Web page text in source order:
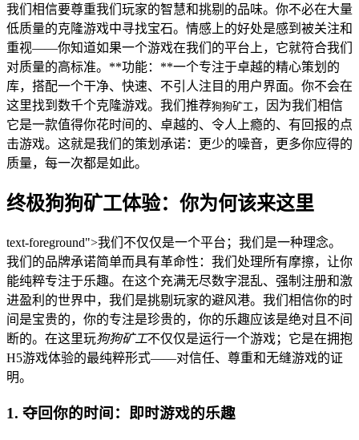
我们相信要尊重我们玩家的智慧和挑剔的品味。你不必在大量
低质量的克隆游戏中寻找宝石。情感上的好处是感到被关注和
重视——你知道如果一个游戏在我们的平台上，它就符合我们
对质量的高标准。**功能：**一个专注于卓越的精心策划的
库，搭配一个干净、快速、不引人注目的用户界面。你不会在
这里找到数千个克隆游戏。我们推荐狗狗矿工 ，因为我们相信
它是一款值得你花时间的、卓越的、令人上瘾的、有回报的点
击游戏。这就是我们的策划承诺：更少的噪音，更多你应得的
质量，每一次都是如此。
终极狗狗矿工体验：你为何该来这里
text-foreground">我们不仅仅是一个平台；我们是一种理念。
我们的品牌承诺简单而具有革命性：我们处理所有摩擦，让你
能纯粹专注于乐趣。在这个充满无尽数字混乱、强制注册和激
进盈利的世界中，我们是挑剔玩家的避风港。我们相信你的时
间是宝贵的，你的专注是珍贵的，你的乐趣应该是绝对且不间
断的。在这里玩狗狗矿工不仅仅是运行一个游戏；它是在拥抱
H5游戏体验的最纯粹形式——对信任、尊重和无缝游戏的证
明。
1. 夺回你的时间：即时游戏的乐趣